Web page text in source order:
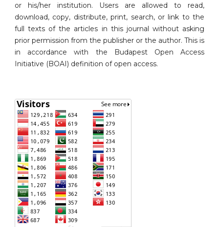
or his/her institution. Users are allowed to read,
download, copy, distribute, print, search, or link to the
full texts of the articles in this journal without asking
prior permission from the publisher or the author. This is
in accordance with the Budapest Open Access
Initiative (BOAI) definition of open access.